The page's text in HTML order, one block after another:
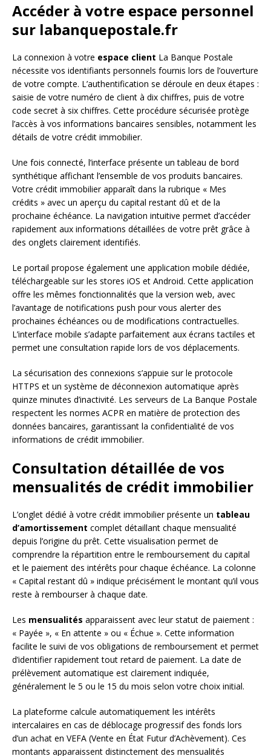
Accéder à votre espace personnel
sur labanquepostale.fr
La connexion à votre espace client La Banque Postale
nécessite vos identifiants personnels fournis lors de l’ouverture
de votre compte. L’authentification se déroule en deux étapes :
saisie de votre numéro de client à dix chiffres, puis de votre
code secret à six chiffres. Cette procédure sécurisée protège
l’accès à vos informations bancaires sensibles, notamment les
détails de votre crédit immobilier.
Une fois connecté, l’interface présente un tableau de bord
synthétique affichant l’ensemble de vos produits bancaires.
Votre crédit immobilier apparaît dans la rubrique « Mes
crédits » avec un aperçu du capital restant dû et de la
prochaine échéance. La navigation intuitive permet d’accéder
rapidement aux informations détaillées de votre prêt grâce à
des onglets clairement identifiés.
Le portail propose également une application mobile dédiée,
téléchargeable sur les stores iOS et Android. Cette application
offre les mêmes fonctionnalités que la version web, avec
l’avantage de notifications push pour vous alerter des
prochaines échéances ou de modifications contractuelles.
L’interface mobile s’adapte parfaitement aux écrans tactiles et
permet une consultation rapide lors de vos déplacements.
La sécurisation des connexions s’appuie sur le protocole
HTTPS et un système de déconnexion automatique après
quinze minutes d’inactivité. Les serveurs de La Banque Postale
respectent les normes ACPR en matière de protection des
données bancaires, garantissant la confidentialité de vos
informations de crédit immobilier.
Consultation détaillée de vos
mensualités de crédit immobilier
L’onglet dédié à votre crédit immobilier présente un tableau
d’amortissement complet détaillant chaque mensualité
depuis l’origine du prêt. Cette visualisation permet de
comprendre la répartition entre le remboursement du capital
et le paiement des intérêts pour chaque échéance. La colonne
« Capital restant dû » indique précisément le montant qu’il vous
reste à rembourser à chaque date.
Les mensualités apparaissent avec leur statut de paiement :
« Payée », « En attente » ou « Échue ». Cette information
facilite le suivi de vos obligations de remboursement et permet
d’identifier rapidement tout retard de paiement. La date de
prélèvement automatique est clairement indiquée,
généralement le 5 ou le 15 du mois selon votre choix initial.
La plateforme calcule automatiquement les intérêts
intercalaires en cas de déblocage progressif des fonds lors
d’un achat en VEFA (Vente en État Futur d’Achèvement). Ces
montants apparaissent distinctement des mensualités